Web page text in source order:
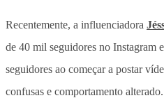
Recentemente, a influenciadora
de 40 mil seguidores no Instagram
seguidores ao começar a postar
confusas e comportamento alterado.